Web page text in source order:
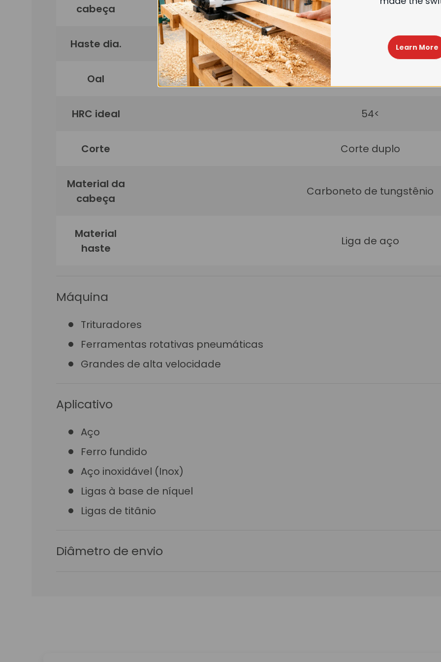
cabeça
Haste dia.
Oal
HRC ideal 54<
Corte Corte duplo
Material da
cabeça
Carboneto de tungstênio
Material
haste
Liga de aço
Máquina
Trituradores
Ferramentas rotativas pneumáticas
Grandes de alta velocidade
Aplicativo
Aço
Ferro fundido
Aço inoxidável (Inox)
Ligas à base de níquel
Ligas de titânio
Diâmetro de envio
Learn More